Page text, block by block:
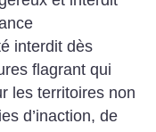
interdit dès
flagrant qui
les territoires non
d’inaction, de